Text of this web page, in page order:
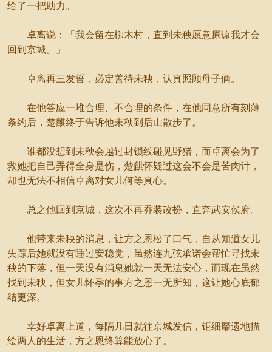
给了一把助力。
卓离说：「我会留在柳木村，直到未秧愿意原谅我才会
回到京城。」
卓离再三发誓，必定善待未秧，认真照顾母子俩。
在他答应一堆合理、不合理的条件，在他同意所有刻薄
条约后，楚麒终于告诉他未秧到后山散步了。
谁都没想到未秧会越过封锁线碰见野猪，而卓离会为了
救她把自己弄得全身是伤，楚麒怀疑过这会不会是苦肉计，
却也无法不相信卓离对女儿何等真心。
总之他回到京城，这次不再乔装改扮，直奔武安侯府。
他带来未秧的消息，让方之恩松了口气，自从知道女儿
失踪后她就没有睡过安稳觉，虽然连九弦承诺会帮忙寻找未
秧的下落，但一天没有消息她就一天无法安心，而现在虽然
找到未秧，但女儿怀孕的事方之恩一无所知，这让她心底郁
结更深。
幸好卓离上道，每隔几日就往京城发信，钜细靡遗地描
绘两人的生活，方之恩终算能放心了。